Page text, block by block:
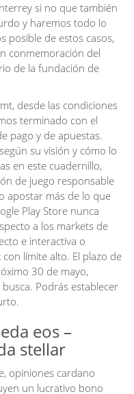
si no que también
y haremos todo lo
posible de estos casos,
conmemoración del
de la fundación de
desde las condiciones
terminado con el
pago y de apuestas.
su visión y cómo lo
en este cuadernillo,
de juego responsable
apostar más de lo que
Play Store nunca
a los markets de
e interactiva o
límite alto. El plazo de
30 de mayo,
Podrás establecer
eos –
stellar
opiniones cardano
un lucrativo bono